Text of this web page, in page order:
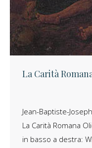
La Carità
Jean-Baptiste-
La Carità Romana
in basso a destra: